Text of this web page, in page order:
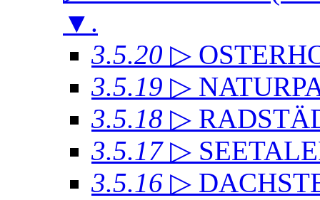
▼ .
3.5.20 ▷
3.5.19 ▷
3.5.18 ▷
3.5.17 ▷
3.5.16 ▷